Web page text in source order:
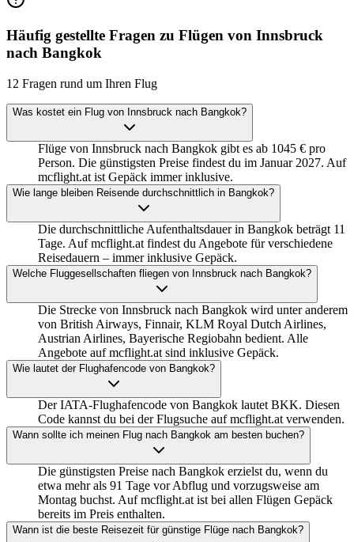
Häufig gestellte Fragen zu Flügen von Innsbruck
nach Bangkok
12 Fragen rund um Ihren Flug
Was kostet ein Flug von Innsbruck nach Bangkok?
Flüge von Innsbruck nach Bangkok gibt es ab 1045 € pro
Person. Die günstigsten Preise findest du im Januar 2027. Auf
mcflight.at ist Gepäck immer inklusive.
Wie lange bleiben Reisende durchschnittlich in Bangkok?
Die durchschnittliche Aufenthaltsdauer in Bangkok beträgt 11
Tage. Auf mcflight.at findest du Angebote für verschiedene
Reisedauern – immer inklusive Gepäck.
Welche Fluggesellschaften fliegen von Innsbruck nach Bangkok?
Die Strecke von Innsbruck nach Bangkok wird unter anderem
von British Airways, Finnair, KLM Royal Dutch Airlines,
Austrian Airlines, Bayerische Regiobahn bedient. Alle
Angebote auf mcflight.at sind inklusive Gepäck.
Wie lautet der Flughafencode von Bangkok?
Der IATA-Flughafencode von Bangkok lautet BKK. Diesen
Code kannst du bei der Flugsuche auf mcflight.at verwenden.
Wann sollte ich meinen Flug nach Bangkok am besten buchen?
Die günstigsten Preise nach Bangkok erzielst du, wenn du
etwa mehr als 91 Tage vor Abflug und vorzugsweise am
Montag buchst. Auf mcflight.at ist bei allen Flügen Gepäck
bereits im Preis enthalten.
Wann ist die beste Reisezeit für günstige Flüge nach Bangkok?